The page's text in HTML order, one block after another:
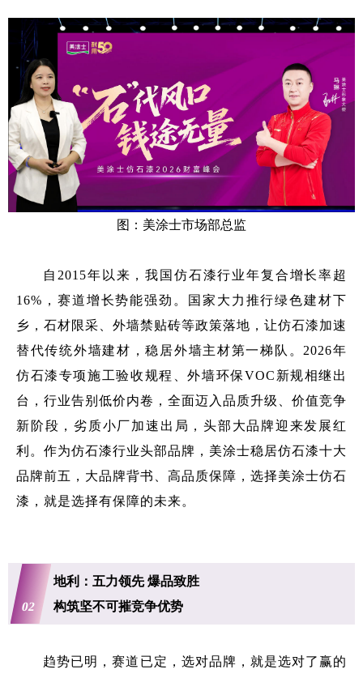
图：美涂士市场部总监
自2015年以来，我国仿石漆行业年复合增长率超
16%，赛道增长势能强劲。国家大力推行绿色建材下
乡，石材限采、外墙禁贴砖等政策落地，让仿石漆加速
替代传统外墙建材，稳居外墙主材第一梯队。2026年
仿石漆专项施工验收规程、外墙环保VOC新规相继出
台，行业告别低价内卷，全面迈入品质升级、价值竞争
新阶段，劣质小厂加速出局，头部大品牌迎来发展红
利。作为仿石漆行业头部品牌，美涂士稳居仿石漆十大
品牌前五，大品牌背书、高品质保障，选择美涂士仿石
漆，就是选择有保障的未来。
02
地利：五力领先 爆品致胜
构筑坚不可摧竞争优势
趋势已明，赛道已定，选对品牌，就是选对了赢的